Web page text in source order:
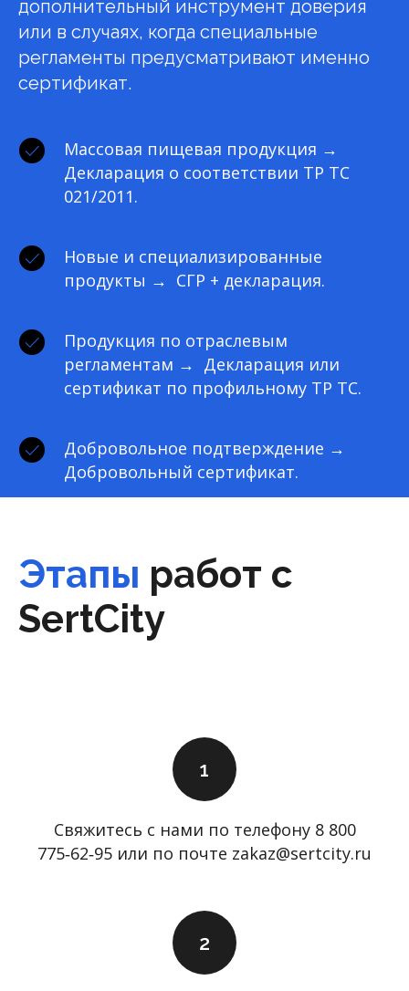
дополнительный инструмент доверия
или в случаях, когда специальные
регламенты предусматривают именно
сертификат.
Массовая пищевая продукция →
Декларация о соответствии ТР ТС
021/2011.
Новые и специализированные
продукты → СГР + декларация.
Продукция по отраслевым
регламентам → Декларация или
сертификат по профильному ТР ТС.
Добровольное подтверждение →
Добровольный сертификат.
Этапы работ с
SertCity
Свяжитесь с нами по телефону 8 800
775‑62‑95 или по почте zakaz@sertcity.ru